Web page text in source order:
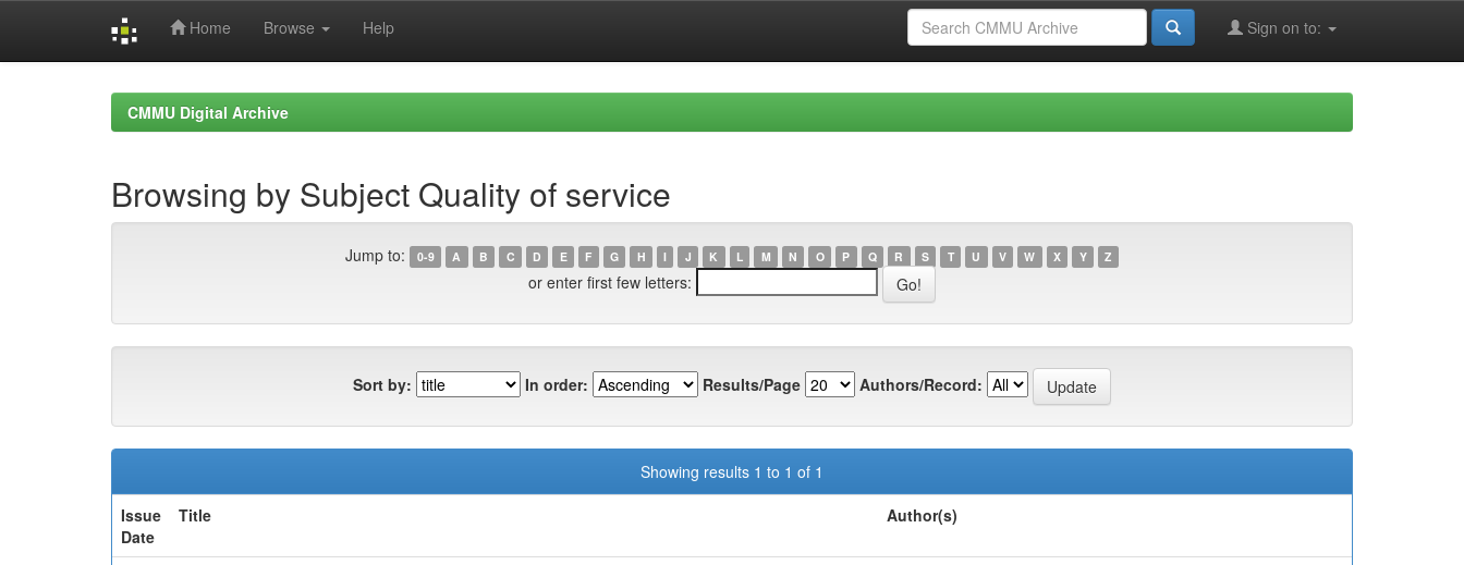
Home Browse Help Sign on to:
CMMU Digital Archive
Browsing by Subject Quality of service
Jump to: 0-9 A B C D E F G H I J K L M N O P Q R S T U V W X Y Z
or enter first few letters:
Sort by: In order: Results/Page Authors/Record:
Showing results 1 to 1 of 1
Issue
Date
Title Author(s)